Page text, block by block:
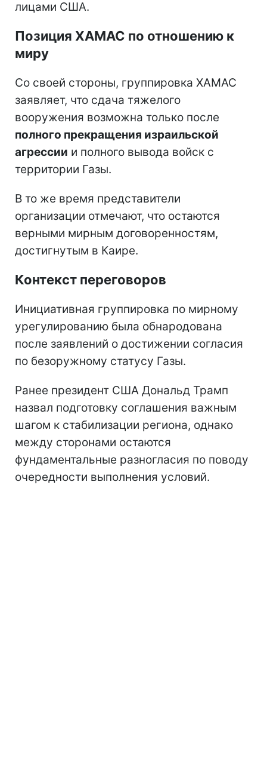
лицами США.
Позиция ХАМАС по отношению к
миру
Со своей стороны, группировка ХАМАС
заявляет, что сдача тяжелого
вооружения возможна только после
полного прекращения израильской
агрессии и полного вывода войск с
территории Газы.
В то же время представители
организации отмечают, что остаются
верными мирным договоренностям,
достигнутым в Каире.
Контекст переговоров
Инициативная группировка по мирному
урегулированию была обнародована
после заявлений о достижении согласия
по безоружному статусу Газы.
Ранее президент США Дональд Трамп
назвал подготовку соглашения важным
шагом к стабилизации региона, однако
между сторонами остаются
фундаментальные разногласия по поводу
очередности выполнения условий.